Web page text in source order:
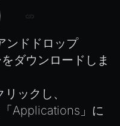
ンドドロップ
ダウンロードしま
ックし、
Applications」に